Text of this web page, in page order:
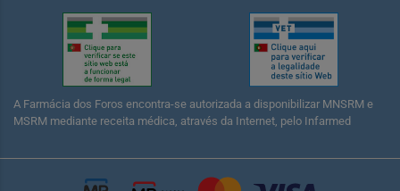
A Farmácia dos Foros encontra-se autorizada a disponibilizar MNSRM e
MSRM mediante receita médica, através da Internet, pelo Infarmed